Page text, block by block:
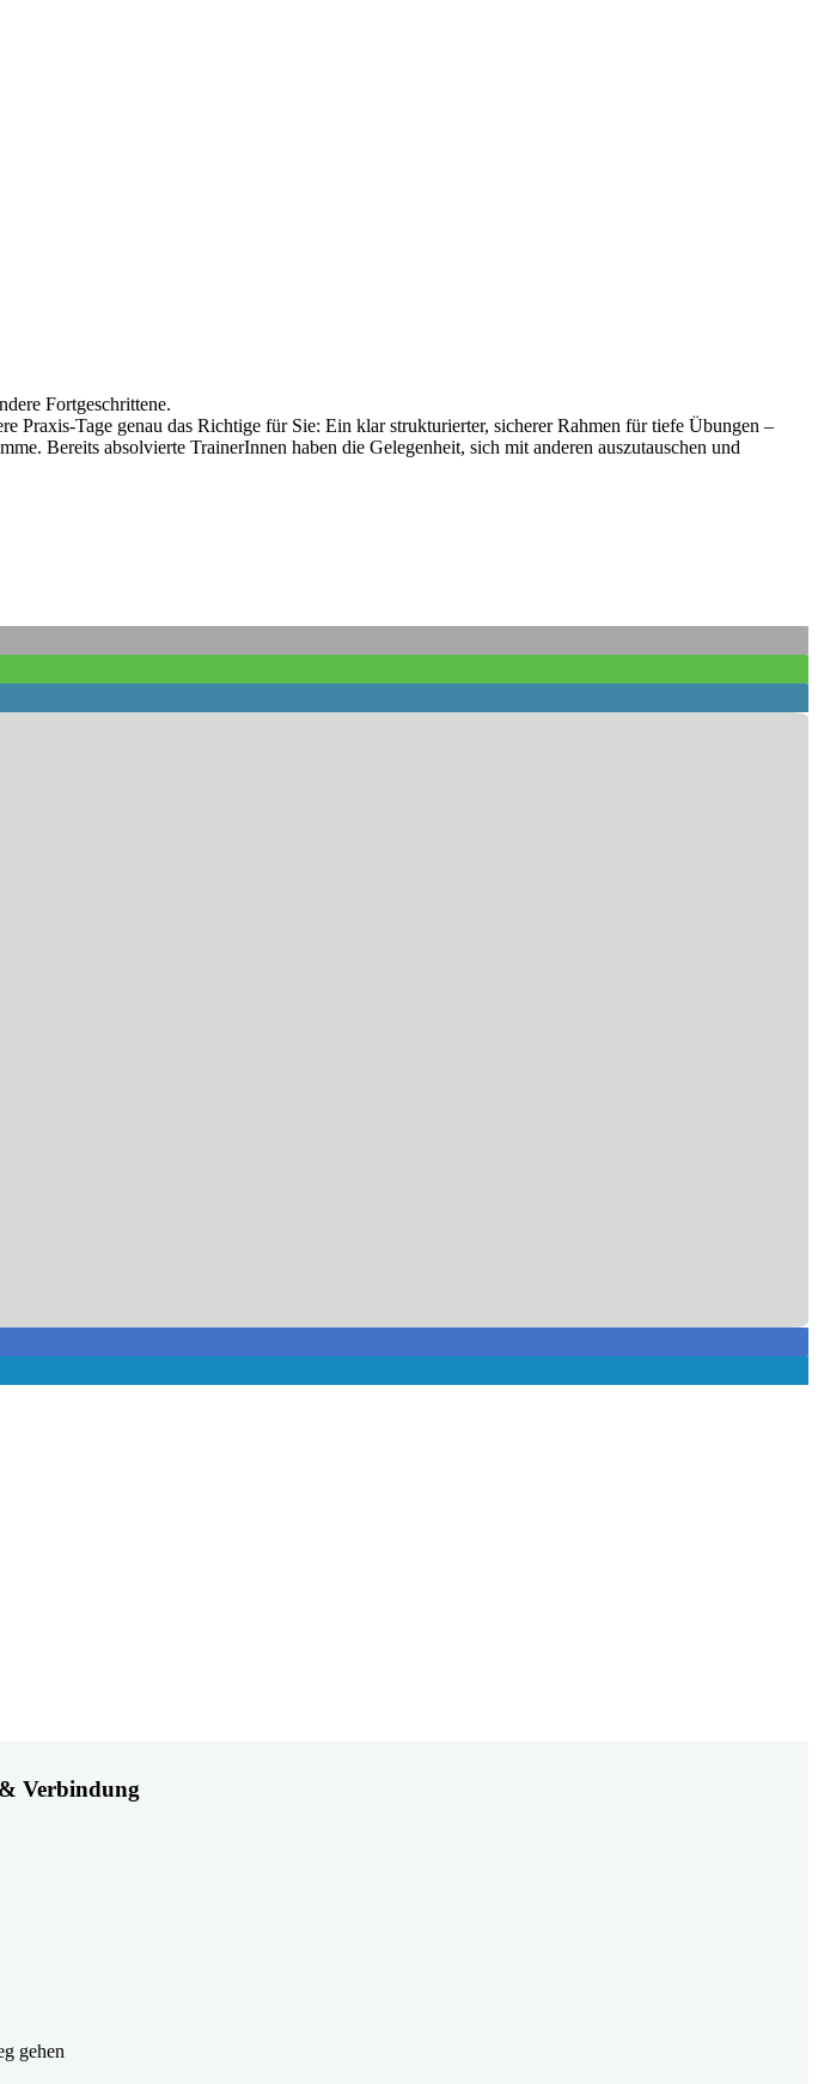
Fortgeschrittene.
Tage genau das Richtige für Sie: Ein klar strukturierter, sicherer Rahmen für tiefe Übungen –
Bereits absolvierte TrainerInnen haben die Gelegenheit, sich mit anderen auszutauschen und
& Verbindung
gehen